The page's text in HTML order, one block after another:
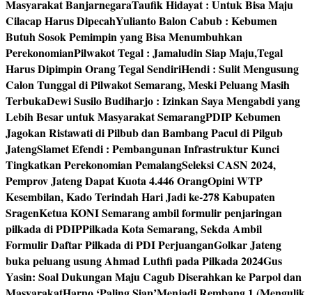
Masyarakat BanjarnegaraTaufik Hidayat : Untuk Bisa Maju
Cilacap Harus DipecahYulianto Balon Cabub : Kebumen
Butuh Sosok Pemimpin yang Bisa Menumbuhkan
PerekonomianPilwakot Tegal : Jamaludin Siap Maju,Tegal
Harus Dipimpin Orang Tegal SendiriHendi : Sulit Mengusung
Calon Tunggal di Pilwakot Semarang, Meski Peluang Masih
TerbukaDewi Susilo Budiharjo : Izinkan Saya Mengabdi yang
Lebih Besar untuk Masyarakat SemarangPDIP Kebumen
Jagokan Ristawati di Pilbub dan Bambang Pacul di Pilgub
JatengSlamet Efendi : Pembangunan Infrastruktur Kunci
Tingkatkan Perekonomian PemalangSeleksi CASN 2024,
Pemprov Jateng Dapat Kuota 4.446 OrangOpini WTP
Kesembilan, Kado Terindah Hari Jadi ke-278 Kabupaten
SragenKetua KONI Semarang ambil formulir penjaringan
pilkada di PDIPPilkada Kota Semarang, Sekda Ambil
Formulir Daftar Pilkada di PDI PerjuanganGolkar Jateng
buka peluang usung Ahmad Luthfi pada Pilkada 2024Gus
Yasin: Soal Dukungan Maju Cagub Diserahkan ke Parpol dan